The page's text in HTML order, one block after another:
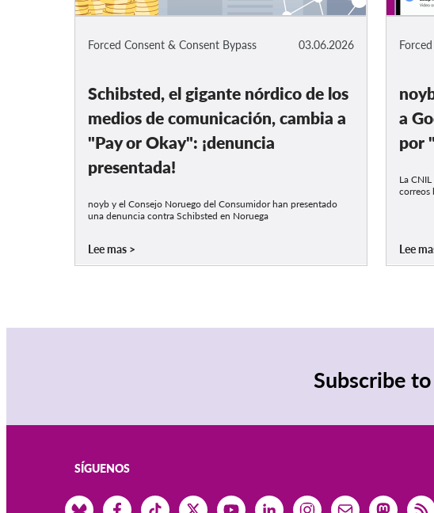
03.06.2026
Forced Consent & Consent Bypass
Schibsted, el gigante nórdico de los
medios de comunicación, cambia a
"Pay or Okay": ¡denuncia
presentada!
noyb y el Consejo Noruego del Consumidor han presentado
una denuncia contra Schibsted en Noruega
Lee mas
a
por
La
correos
Lee
Subscribe
SÍGUENOS